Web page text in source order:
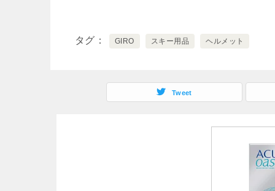
タグ GIRO スキー用品 ヘルメット
Tweet